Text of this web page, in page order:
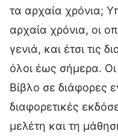
τα αρχαία χρόνια;
αρχαία χρόνια, οι
γενιά, και έτσι τις
όλοι έως σήμερα.
Βίβλο σε διάφορες
διαφορετικές
μελέτη και τη